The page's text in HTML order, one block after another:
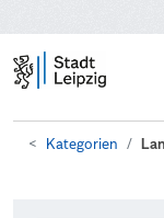
Kategorien